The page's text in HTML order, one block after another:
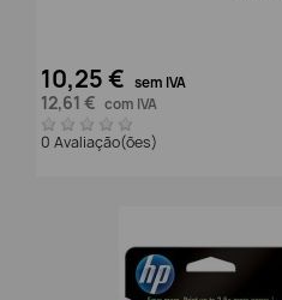
10,25 € sem IVA
12,61 € com IVA
0 Avaliação(ões)